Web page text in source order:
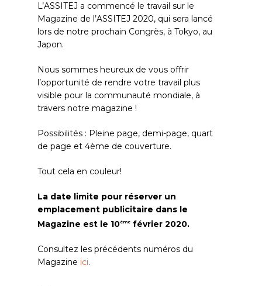
L’ASSITEJ a commencé le travail sur le
Magazine de l’ASSITEJ 2020, qui sera lancé
lors de notre prochain Congrès, à Tokyo, au
Japon.
Nous sommes heureux de vous offrir
l’opportunité de rendre votre travail plus
visible pour la communauté mondiale, à
travers notre magazine !
Possibilités : Pleine page, demi-page, quart
de page et 4ème de couverture.
Tout cela en couleur!
La date limite pour réserver un
emplacement publicitaire dans le
Magazine est le 10ème février 2020.
Consultez les précédents numéros du
Magazine ici.